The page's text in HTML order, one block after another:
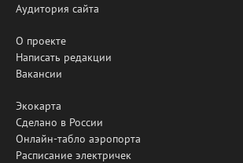
Аудитория сайта
О проекте
Написать редакции
Вакансии
Экокарта
Сделано в России
Онлайн-табло аэропорта
Расписание электричек